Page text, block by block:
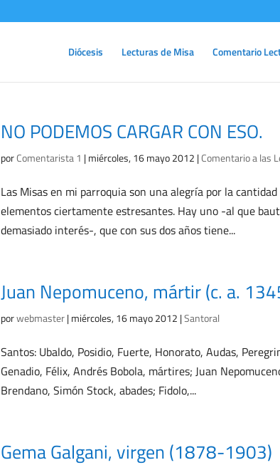
Diócesis Lecturas de Misa Comentario
NO PODEMOS CARGAR CON ESO.
porComentarista 1 |miércoles, 16 mayo 2012 |Comentario a las
Las Misas en mi parroquia son una alegría por la
elementos ciertamente estresantes. Hay uno -al que
demasiado interés-, que con sus dos años tiene...
Juan Nepomuceno, mártir (c. a.
porwebmaster|miércoles, 16 mayo 2012 |Santoral
Santos: Ubaldo, Posidio, Fuerte, Honorato, Audas,
Genadio, Félix, Andrés Bobola, mártires; Juan
Brendano, Simón Stock, abades; Fidolo,...
Gema Galgani, virgen (1878-1903)